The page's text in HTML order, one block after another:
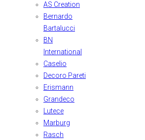
AS Creation
Bernardo
Bartalucci
BN
International
Caselio
Decoro Pareti
Erismann
Grandeco
Lutece
Marburg
Rasch